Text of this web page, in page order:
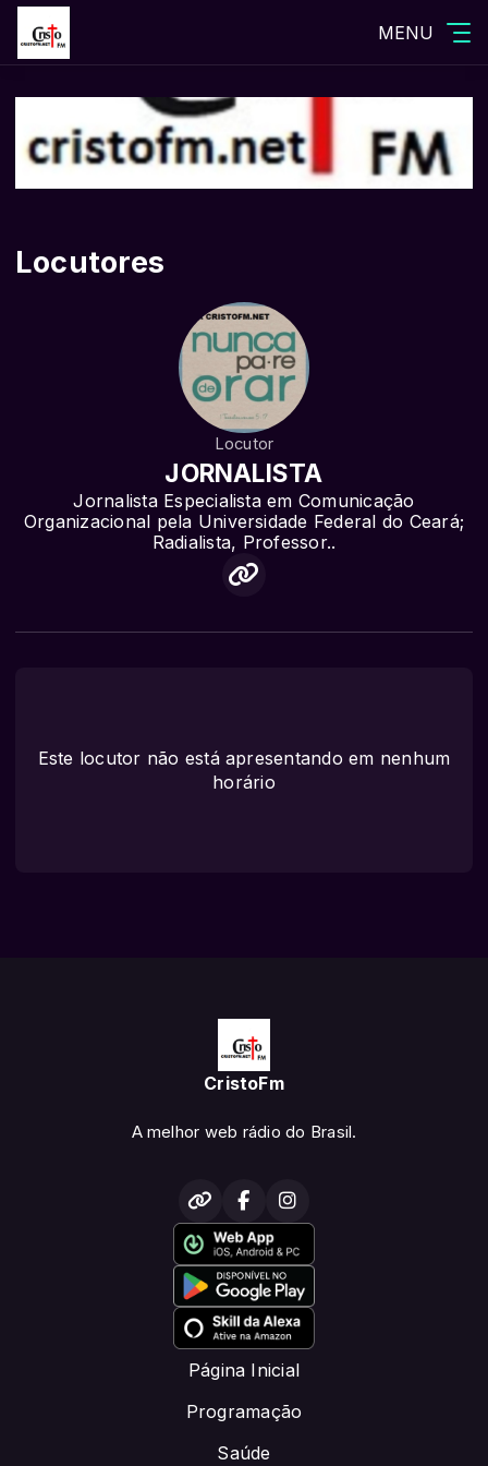
MENU
Locutores
Locutor
JORNALISTA
Jornalista Especialista em Comunicação
Organizacional pela Universidade Federal do Ceará;
Radialista, Professor..
Este locutor não está apresentando em nenhum
horário
CristoFm
A melhor web rádio do Brasil.
Página Inicial
Programação
Saúde